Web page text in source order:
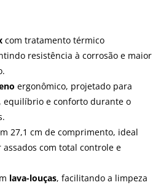
com tratamento térmico
resistência à corrosão e maior
ergonômico, projetado para
equilíbrio e conforto durante o
27,1 cm de comprimento, ideal
com total controle e
lava-louças, facilitando a limpeza